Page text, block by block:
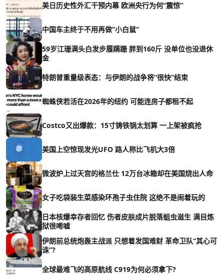
美日历史性外汇干预内幕 欧洲央行为何“震惊”
中国车主终于不用再做“小白鼠”
59岁江珊满头白发步履蹒跚 胖到160斤 没单位也没退休
金
特朗普重量级表态：与伊朗的战争将“很快”结束
蜘蛛侠若活在2026年的纽约 可能连房子都租不起
Costco又出爆款：15寸铸铁锅太划算 一上架被疯抢
美国上空惊现发光UFO 路人称比飞机大3倍
微波炉上过天宫的格兰仕 12万台冰箱却在美国烧出人命
女子吃袋装生菜感染环孢子虫住院 这绝不是闹着玩的
日本核爆幸存者回忆 伤者皮肤成片脱落蛆虫滋生 满目炼
狱很唏嘘
伊朗前总统炮轰主战派 只想着发国难财 革命卫队“其心可
诛”?
全球最难飞的高原航线 C919为何必须拿下?